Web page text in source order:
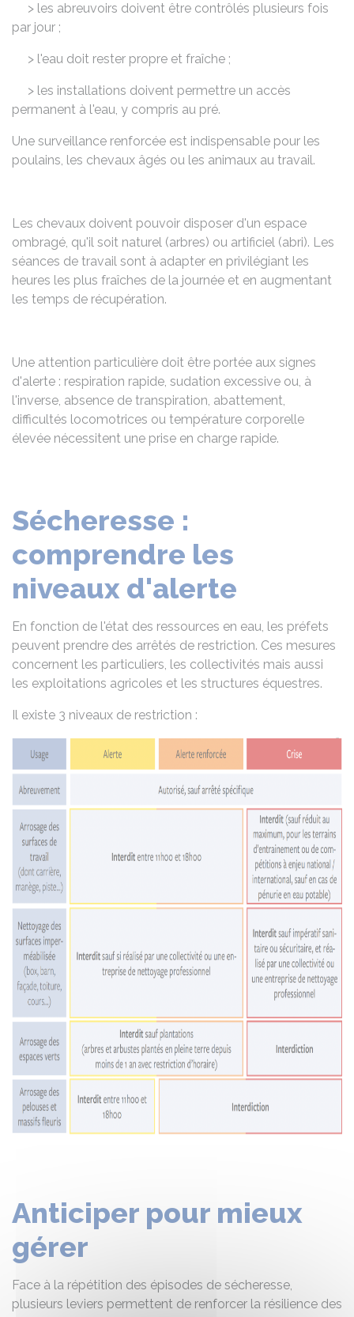
> les abreuvoirs doivent être contrôlés plusieurs fois
par jour ;
> l'eau doit rester propre et fraîche ;
> les installations doivent permettre un accès
permanent à l'eau, y compris au pré.
Une surveillance renforcée est indispensable pour les
poulains, les chevaux âgés ou les animaux au travail.
Les chevaux doivent pouvoir disposer d'un espace
ombragé, qu'il soit naturel (arbres) ou artificiel (abri). Les
séances de travail sont à adapter en privilégiant les
heures les plus fraîches de la journée et en augmentant
les temps de récupération.
Une attention particulière doit être portée aux signes
d'alerte : respiration rapide, sudation excessive ou, à
l'inverse, absence de transpiration, abattement,
difficultés locomotrices ou température corporelle
élevée nécessitent une prise en charge rapide.
Sécheresse :
comprendre les
niveaux d'alerte
En fonction de l'état des ressources en eau, les préfets
peuvent prendre des arrêtés de restriction. Ces mesures
concernent les particuliers, les collectivités mais aussi
les exploitations agricoles et les structures équestres.
Il existe 3 niveaux de restriction :
Anticiper pour mieux
gérer
Face à la répétition des épisodes de sécheresse,
plusieurs leviers permettent de renforcer la résilience des